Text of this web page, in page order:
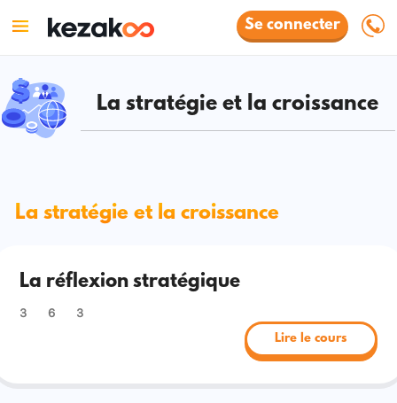
Se connecter
La stratégie et la croissance
La stratégie et la croissance
La réflexion stratégique
3 6 3
Lire le cours